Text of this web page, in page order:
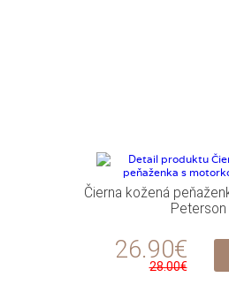
Čierna kožená
Peterson
26.90€
28.00€